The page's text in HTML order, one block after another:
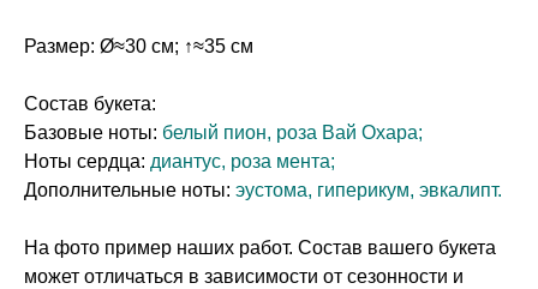
Размер: Ø≈30 см; ↑≈35 см
Состав букета:
Базовые ноты: белый пион, роза Вай Охара;
Ноты сердца: диантус, роза мента;
Дополнительные ноты: эустома, гиперикум, эвкалипт.
На фото пример наших работ. Состав вашего букета
может отличаться в зависимости от сезонности и